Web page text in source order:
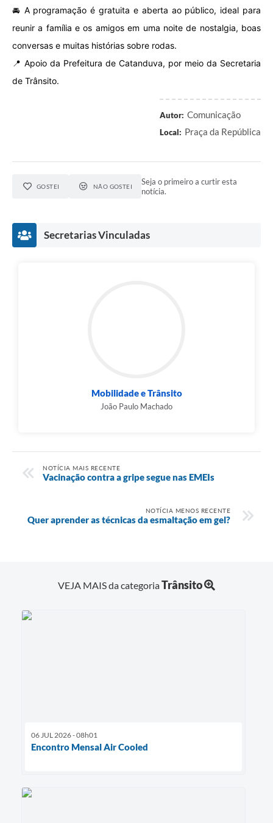
🚘 A programação é gratuita e aberta ao público, ideal para
reunir a família e os amigos em uma noite de nostalgia, boas
conversas e muitas histórias sobre rodas.
📍 Apoio da Prefeitura de Catanduva, por meio da Secretaria
de Trânsito.
Autor: Comunicação
Local: Praça da República
GOSTEI NÃO GOSTEI
Seja o primeiro a curtir esta
notícia.
Secretarias Vinculadas
Mobilidade e Trânsito
João Paulo Machado
NOTÍCIA MAIS RECENTE
Vacinação contra a gripe segue nas EMEIs
NOTÍCIA MENOS RECENTE
Quer aprender as técnicas da esmaltação em gel?
VEJA MAIS da categoriaTrânsito
06 JUL 2026 - 08h01
Encontro Mensal Air Cooled